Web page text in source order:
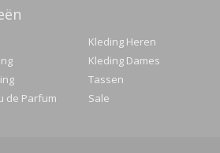
de Parfum
Kleding Heren
Kleding Dames
Tassen
Sale